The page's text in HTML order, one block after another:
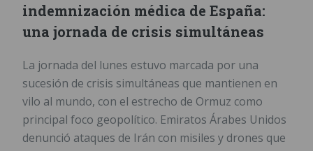
indemnización médica de España:
una jornada de crisis simultáneas
La jornada del lunes estuvo marcada por una
sucesión de crisis simultáneas que mantienen en
vilo al mundo, con el estrecho de Ormuz como
principal foco geopolítico. Emiratos Árabes Unidos
denunció ataques de Irán con misiles y drones que